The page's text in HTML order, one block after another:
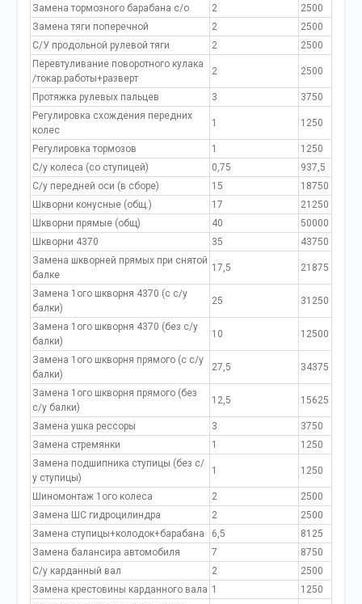
Замена тормозного барабана с/о
2
2500
Замена тяги поперечной
2
2500
С/У продольной рулевой тяги
2
2500
Перевтуливание поворотного кулака
/токар.работы+разверт
2 2500
Протяжка рулевых пальцев 3
3750
Регулировка схождения передних
колес
1 1250
Регулировка тормозов 1
1250
С/у колеса (со ступицей)
0,75
937,5
С/у передней оси (в сборе)
15
18750
Шкворни конусные (общ.)
17
21250
Шкворни прямые (общ)
40
50000
Шкворни 4370
35
43750
Замена шкворней прямых при снятой
балке
17,5 21875
Замена 1ого шкворня 4370 (с с/у
балки)
25 31250
Замена 1ого шкворня 4370 (без с/у
балки)
10 12500
Замена 1ого шкворня прямого (с с/у
балки)
27,5 34375
Замена 1ого шкворня прямого (без
с/у балки)
12,5 15625
Замена ушка рессоры 3
3750
Замена стремянки
1
1250
Замена подшипника ступицы (без с/
у ступицы)
1 1250
Шиномонтаж 1ого колеса 2
2500
Замена ШС гидроцилиндра
2
2500
Замена ступицы+колодок+барабана
6,5
8125
Замена балансира автомобиля
7
8750
С/у карданный вал
2
2500
Замена крестовины карданного вала 1
1250